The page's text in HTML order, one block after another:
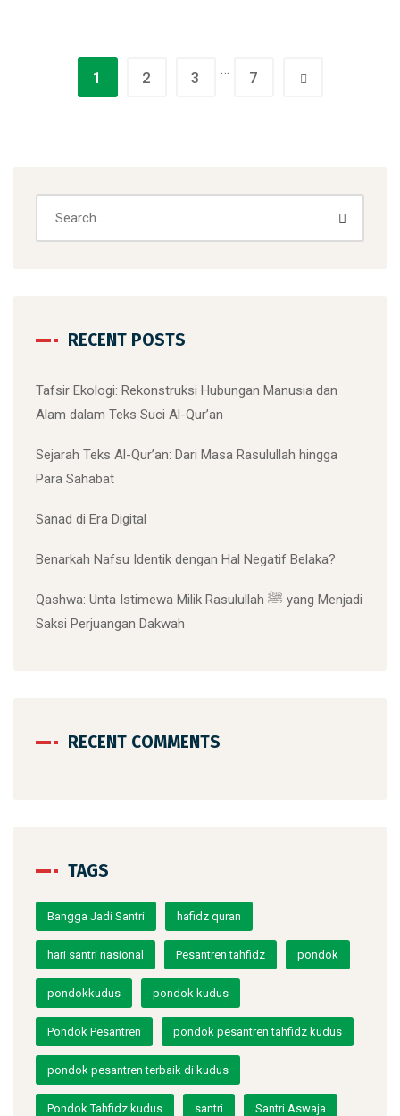
1 2 3 … 7
RECENT POSTS
Tafsir Ekologi: Rekonstruksi Hubungan Manusia dan
Alam dalam Teks Suci Al-Qur’an
Sejarah Teks Al-Qur’an: Dari Masa Rasulullah hingga
Para Sahabat
Sanad di Era Digital
Benarkah Nafsu Identik dengan Hal Negatif Belaka?
Qashwa: Unta Istimewa Milik Rasulullah ﷺ yang Menjadi
Saksi Perjuangan Dakwah
RECENT COMMENTS
TAGS
Bangga Jadi Santri hafidz quran
hari santri nasional Pesantren tahfidz pondok
pondokkudus pondok kudus
Pondok Pesantren pondok pesantren tahfidz kudus
pondok pesantren terbaik di kudus
Pondok Tahfidz kudus santri Santri Aswaja